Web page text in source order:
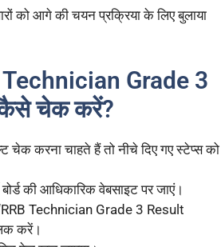
को आगे की चयन प्रक्रिया के लिए बुलाया
Grade 3
चेक करें?
चेक करना चाहते हैं तो नीचे दिए गए स्टेप्स को
की आधिकारिक वेबसाइट पर जाएं।
Technician Grade 3 Result
करें।